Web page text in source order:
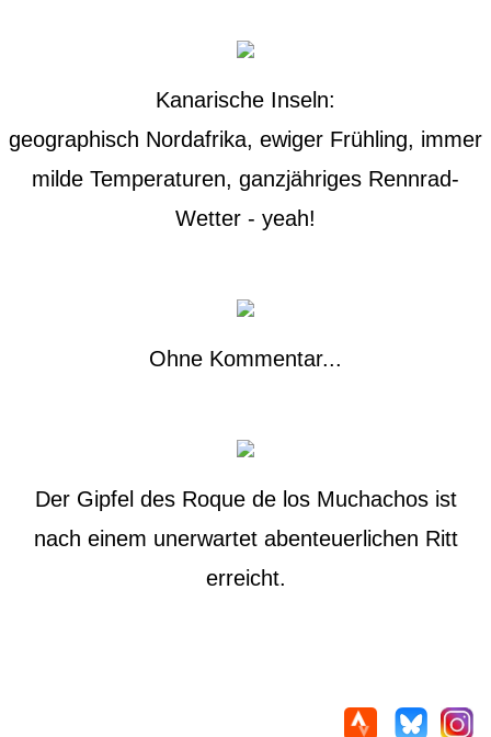
Kanarische Inseln:
geographisch Nordafrika, ewiger Frühling, immer
milde Temperaturen, ganzjähriges Rennrad-
Wetter - yeah!
Ohne Kommentar...
Der Gipfel des Roque de los Muchachos ist
nach einem unerwartet abenteuerlichen Ritt
erreicht.